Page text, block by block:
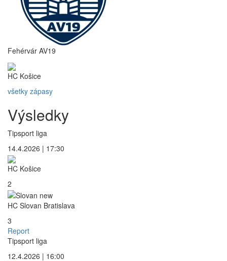
Fehérvár AV19
HC Košice
všetky zápasy
Výsledky
Tipsport liga
14.4.2026 | 17:30
HC Košice
2
HC Slovan Bratislava
3
Report
Tipsport liga
12.4.2026 | 16:00